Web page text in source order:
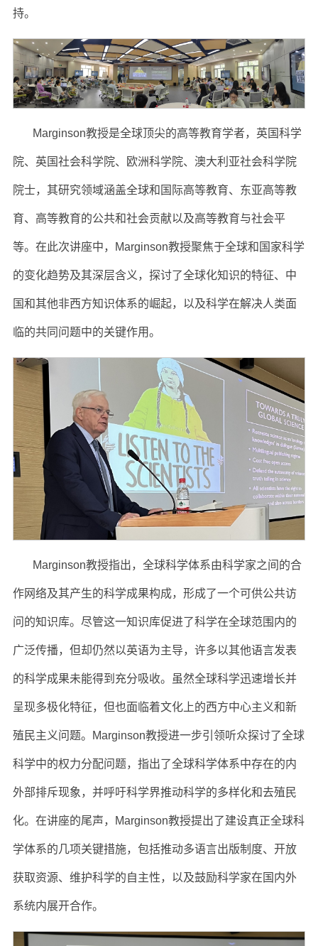
持。
Marginson教授是全球顶尖的高等教育学者，英国科学
院、英国社会科学院、欧洲科学院、澳大利亚社会科学院
院士，其研究领域涵盖全球和国际高等教育、东亚高等教
育、高等教育的公共和社会贡献以及高等教育与社会平
等。在此次讲座中，Marginson教授聚焦于全球和国家科学
的变化趋势及其深层含义，探讨了全球化知识的特征、中
国和其他非西方知识体系的崛起，以及科学在解决人类面
临的共同问题中的关键作用。
Marginson教授指出，全球科学体系由科学家之间的合
作网络及其产生的科学成果构成，形成了一个可供公共访
问的知识库。尽管这一知识库促进了科学在全球范围内的
广泛传播，但却仍然以英语为主导，许多以其他语言发表
的科学成果未能得到充分吸收。虽然全球科学迅速增长并
呈现多极化特征，但也面临着文化上的西方中心主义和新
殖民主义问题。Marginson教授进一步引领听众探讨了全球
科学中的权力分配问题，指出了全球科学体系中存在的内
外部排斥现象，并呼吁科学界推动科学的多样化和去殖民
化。在讲座的尾声，Marginson教授提出了建设真正全球科
学体系的几项关键措施，包括推动多语言出版制度、开放
获取资源、维护科学的自主性，以及鼓励科学家在国内外
系统内展开合作。